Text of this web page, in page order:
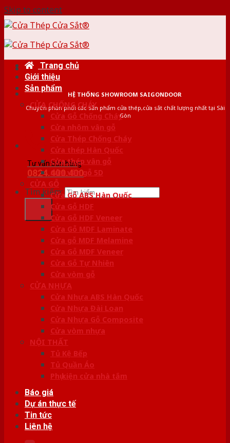
Skip to content
HỆ THỐNG SHOWROOM SAIGONDOOR
Chuyên phân phối các sản phẩm cửa thép,cửa sắt chất lượng nhất tại Sài
Gòn
Tư vấn bán hàng
0824.400.400
Tìm kiếm:
Trang chủ
Giới thiệu
Sản phẩm
CỬA CHỐNG CHÁY
Cửa Gỗ Chống Cháy
Cửa nhôm vân gỗ
Cửa Thép Chống Cháy
Cửa thép Hàn Quốc
Cửa thép vân gỗ
Cửa vân gỗ 5D
CỬA GỖ
Cửa Gỗ ABS Hàn Quốc
Cửa Gỗ HDF
Cửa Gỗ HDF Veneer
Cửa Gỗ MDF Laminate
Cửa gỗ MDF Melamine
Cửa Gỗ MDF Veneer
Cửa Gỗ Tự Nhiên
Cửa vòm gỗ
CỬA NHỰA
Cửa Nhựa ABS Hàn Quốc
Cửa Nhựa Đài Loan
Cửa Nhựa Gỗ Composite
Cửa vòm nhựa
NỘI THẤT
Tủ Kệ Bếp
Tủ Quần Áo
Phụ kiện cửa nhà tắm
Báo giá
Dự án thực tế
Tin tức
Liên hệ